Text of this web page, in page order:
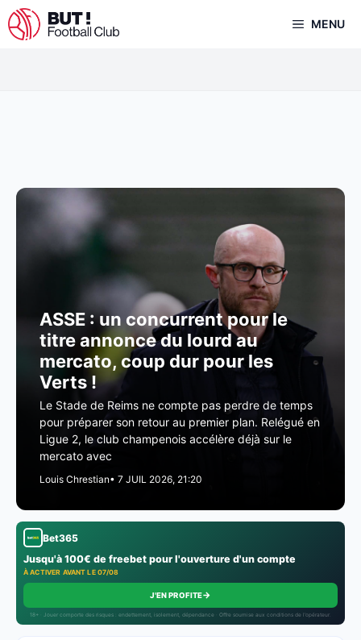
Aller
au
MENU
ASSE : un concurrent pour le
titre annonce du lourd au
mercato, coup dur pour les
Verts !
Le Stade de Reims ne compte pas perdre de temps
pour préparer son retour au premier plan. Relégué en
Ligue 2, le club champenois accélère déjà sur le
mercato avec
Louis Chrestian• 7 JUIL 2026, 21:20
Bet365
Jusqu'à 100€ de freebet pour l'ouverture d'un compte
À ACTIVER AVANT LE 07/08
J'EN PROFITE→
18+ · Jouer comporte des risques : endettement, isolement, dépendance · Offre soumise aux conditions de l’opérateur.